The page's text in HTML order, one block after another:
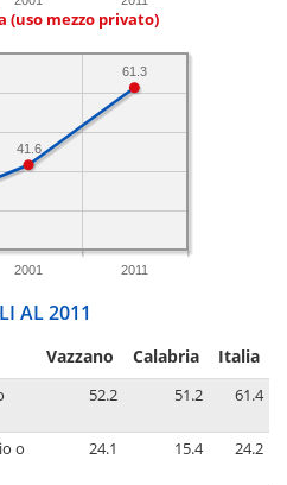
(uso mezzo privato)
2001 2011
61.3
41.6
AL 2011
Vazzano Calabria Italia
52.2 51.2 61.4
o
24.1 15.4 24.2